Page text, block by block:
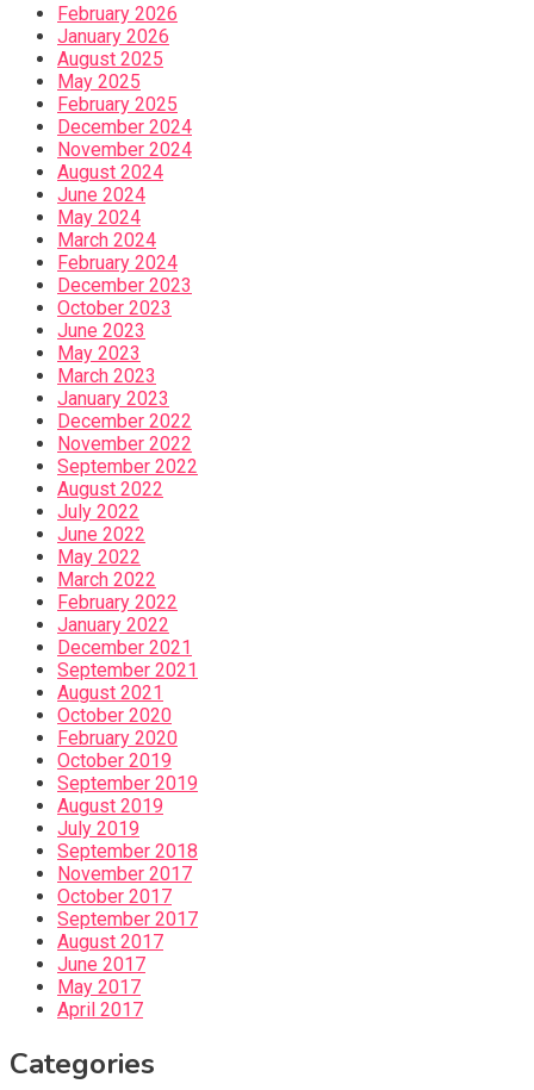
February 2026
January 2026
August 2025
May 2025
February 2025
December 2024
November 2024
August 2024
June 2024
May 2024
March 2024
February 2024
December 2023
October 2023
June 2023
May 2023
March 2023
January 2023
December 2022
November 2022
September 2022
August 2022
July 2022
June 2022
May 2022
March 2022
February 2022
January 2022
December 2021
September 2021
August 2021
October 2020
February 2020
October 2019
September 2019
August 2019
July 2019
September 2018
November 2017
October 2017
September 2017
August 2017
June 2017
May 2017
April 2017
Categories